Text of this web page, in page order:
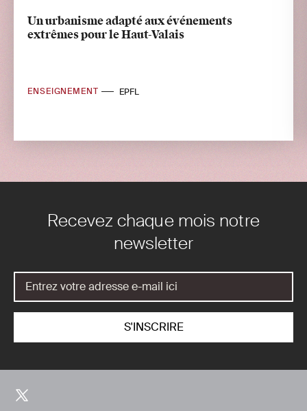
Un urbanisme adapté aux événements
extrêmes pour le Haut-Valais
ENSEIGNEMENT EPFL
Recevez chaque mois notre
newsletter